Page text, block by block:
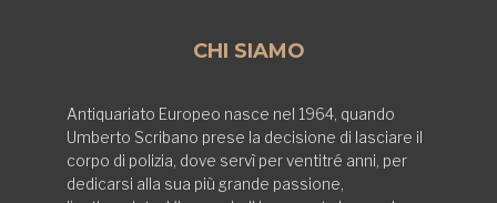
CHI SIAMO
Antiquariato Europeo nasce nel 1964, quando
Umberto Scribano prese la decisione di lasciare il
corpo di polizia, dove servì per ventitré anni, per
dedicarsi alla sua più grande passione,